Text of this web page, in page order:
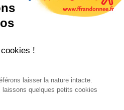
!
laisser la nature intacte.
quelques petits cookies